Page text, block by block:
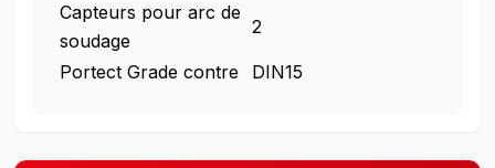
Capteurs pour arc de
soudage
2
Portect Grade contre DIN15